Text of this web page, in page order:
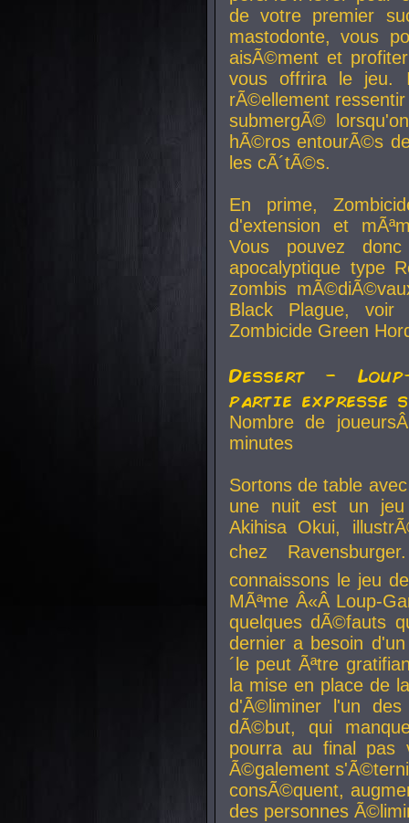
de votre premier
mastodonte, vous
aisÃ©ment et
vous offrira le jeu.
rÃ©ellement
submergÃ©
hÃ©ros entourÃ©s
les cÃ´tÃ©s.
En prime,
d'extension et
Vous pouvez
apocalyptique type
zombis
Black Plague,
Zombicide Green
Dessert -
partie expresse
Nombre de
minutes
Sortons de table
une nuit est un
Akihisa Okui,
chez
connaissons le jeu
MÃªme Â«Â Loup-
quelques dÃ©fauts
dernier a besoin
´le peut Ãªtre
la mise en place de
d'Ã©liminer l'un
dÃ©but, qui
pourra au final pas
Ã©galement
consÃ©quent,
des personnes